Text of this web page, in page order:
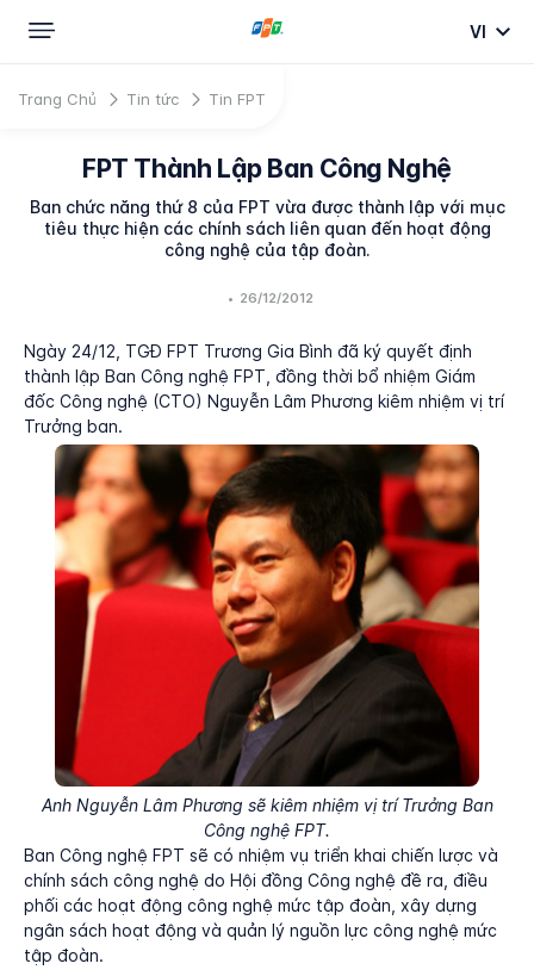
VI
Trang Chủ Tin tức Tin FPT
FPT Thành Lập Ban Công Nghệ
Ban chức năng thứ 8 của FPT vừa được thành lập với mục
tiêu thực hiện các chính sách liên quan đến hoạt động
công nghệ của tập đoàn.
• 26/12/2012
Ngày 24/12, TGĐ FPT Trương Gia Bình đã ký quyết định
thành lập Ban Công nghệ FPT, đồng thời bổ nhiệm Giám
đốc Công nghệ (CTO) Nguyễn Lâm Phương kiêm nhiệm vị trí
Trưởng ban.
Anh Nguyễn Lâm Phương sẽ kiêm nhiệm vị trí Trưởng Ban
Công nghệ FPT.
Ban Công nghệ FPT sẽ có nhiệm vụ triển khai chiến lược và
chính sách công nghệ do Hội đồng Công nghệ đề ra, điều
phối các hoạt động công nghệ mức tập đoàn, xây dựng
ngân sách hoạt động và quản lý nguồn lực công nghệ mức
tập đoàn.